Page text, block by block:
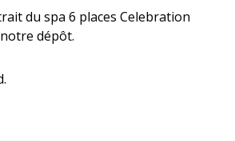
du spa 6 places Celebration
dépôt.